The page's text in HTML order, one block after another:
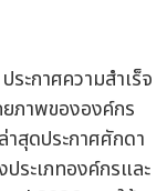
ะกาศความสำเร็จ
ภาพขององค์กร
าสุดประกาศศักดา
ระเภทองค์กรและ